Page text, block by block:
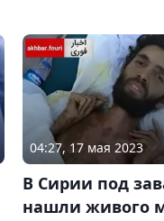
04:27, 17 мая 2023
В Сирии под
нашли живого